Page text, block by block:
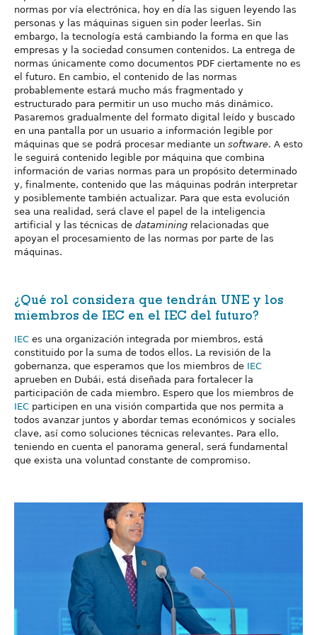
normas por vía electrónica, hoy en día las siguen leyendo las
personas y las máquinas siguen sin poder leerlas. Sin
embargo, la tecnología está cambiando la forma en que las
empresas y la sociedad consumen contenidos. La entrega de
normas únicamente como documentos PDF ciertamente no es
el futuro. En cambio, el contenido de las normas
probablemente estará mucho más fragmentado y
estructurado para permitir un uso mucho más dinámico.
Pasaremos gradualmente del formato digital leído y buscado
en una pantalla por un usuario a información legible por
máquinas que se podrá procesar mediante un software. A esto
le seguirá contenido legible por máquina que combina
información de varias normas para un propósito determinado
y, finalmente, contenido que las máquinas podrán interpretar
y posiblemente también actualizar. Para que esta evolución
sea una realidad, será clave el papel de la inteligencia
artificial y las técnicas de datamining relacionadas que
apoyan el procesamiento de las normas por parte de las
máquinas.
¿Qué rol considera que tendrán UNE y los
miembros de IEC en el IEC del futuro?
IEC es una organización integrada por miembros, está
constituido por la suma de todos ellos. La revisión de la
gobernanza, que esperamos que los miembros de IEC
aprueben en Dubái, está diseñada para fortalecer la
participación de cada miembro. Espero que los miembros de
IEC participen en una visión compartida que nos permita a
todos avanzar juntos y abordar temas económicos y sociales
clave, así como soluciones técnicas relevantes. Para ello,
teniendo en cuenta el panorama general, será fundamental
que exista una voluntad constante de compromiso.